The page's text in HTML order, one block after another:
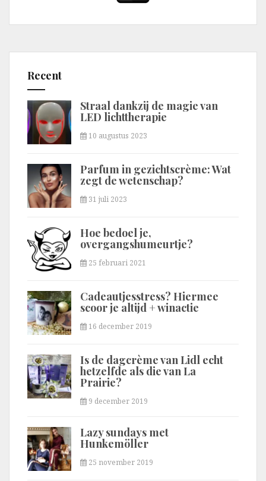
Recent
Straal dankzij de magie van
LED lichttherapie
10 augustus 2023
Parfum in gezichtscrème: Wat
zegt de wetenschap?
31 juli 2023
Hoe bedoel je,
overgangshumeurtje?
25 februari 2021
Cadeautjesstress? Hiermee
scoor je altijd + winactie
16 december 2019
Is de dagcrème van Lidl echt
hetzelfde als die van La
Prairie?
9 december 2019
Lazy sundays met
Hunkemöller
25 november 2019